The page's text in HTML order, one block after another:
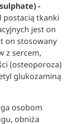
-
postacią tkanki
jest on
on stosowany
z sercem,
(osteoporoza)
glukozaminą
osobom
obniża